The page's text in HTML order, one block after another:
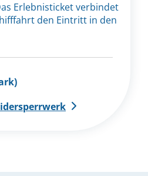
Erlebnisticket verbindet
den Eintritt in den